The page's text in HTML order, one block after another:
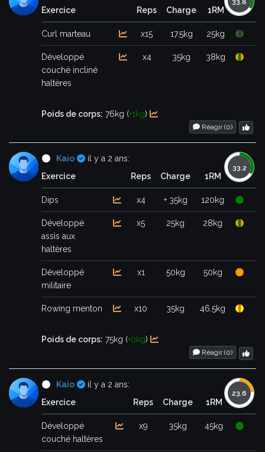
Exercice
Reps Charge 1RM
Curl marteau x15 17.5kg 25kg
Développé
couché incliné
haltères
x4 35kg 38kg
Poids de corps: 76kg (+1kg)
Réagir (0)
Kaio Certifié
il y a 2 ans:
Exercice
Reps Charge 1RM
Dips x4 + 35kg 120kg
Développé
assis aux
haltères
x5 25kg 28kg
Développé
militaire
x1 50kg 50kg
Rowing menton x10 35kg 46.5kg
Poids de corps: 75kg (+0kg)
Réagir (0)
Kaio Certifié
il y a 2 ans:
Exercice
Reps Charge 1RM
Développé
couché haltères
x9 35kg 45kg